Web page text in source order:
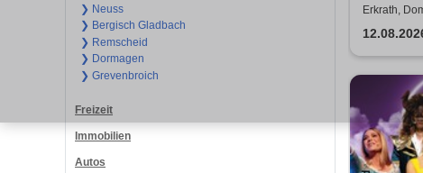
❯ Neuss
❯ Bergisch Gladbach
❯ Remscheid
❯ Dormagen
❯ Grevenbroich
Freizeit
Immobilien
Autos
Sara
Erkrath,